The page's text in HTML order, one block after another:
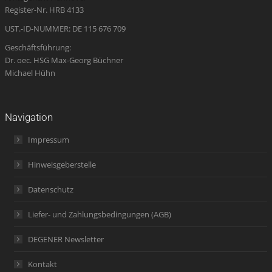
Register-Nr. HRB 4133
UST.-ID-NUMMER: DE 115 676 709
Geschäftsführung:
Dr. oec. HSG Max-Georg Büchner
Michael Hühn
Navigation
Impressum
Hinweisgeberstelle
Datenschutz
Liefer- und Zahlungsbedingungen (AGB)
DEGENER Newsletter
Kontakt